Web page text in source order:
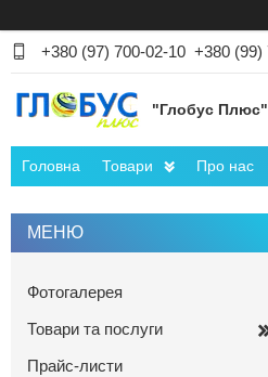
+380 (97) 700-02-10 +380 (99)
"Глобус Плюс"
Головна Товари Про нас
Фотогалерея
Товари та послуги
Прайс-листи